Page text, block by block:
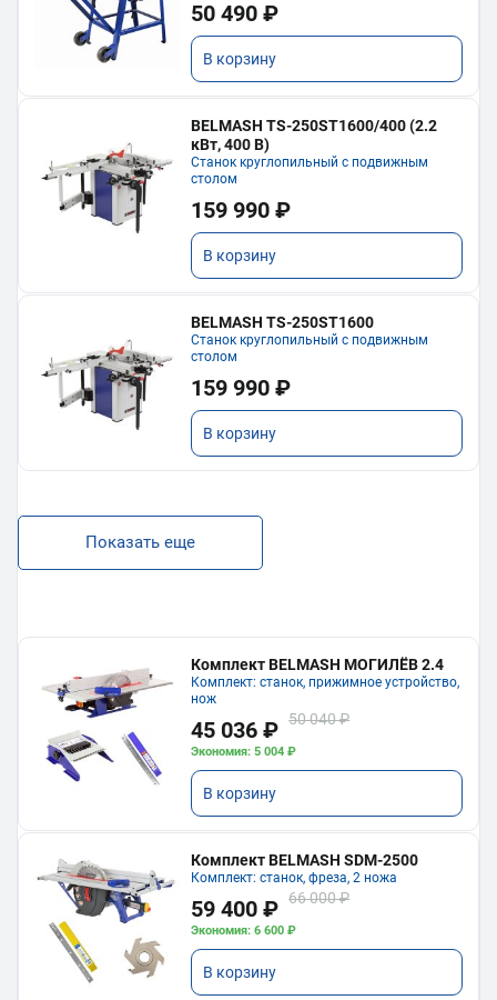
50 490 ₽
В корзину
BELMASH TS-250ST1600/400 (2.2
кВт, 400 В)
Станок круглопильный с подвижным
столом
159 990 ₽
В корзину
BELMASH TS-250ST1600
Станок круглопильный с подвижным
столом
159 990 ₽
В корзину
Показать еще
Комплект BELMASH МОГИЛЁВ 2.4
Комплект: станок, прижимное устройство,
нож
45 036 ₽ 50 040 ₽
Экономия: 5 004 ₽
В корзину
Комплект BELMASH SDM-2500
Комплект: станок, фреза, 2 ножа
59 400 ₽ 66 000 ₽
Экономия: 6 600 ₽
В корзину